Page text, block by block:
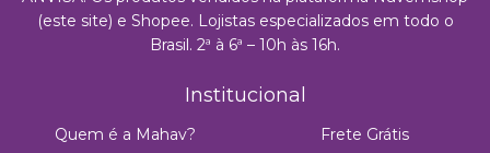
(este site) e Shopee. Lojistas especializados em todo o
Brasil. 2ª à 6ª – 10h às 16h.
Institucional
Quem é a Mahav?
Frete Grátis